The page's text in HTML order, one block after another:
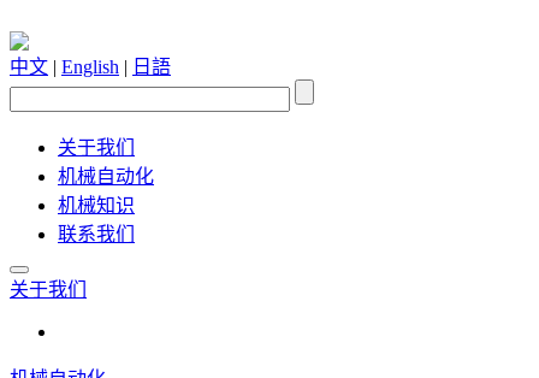
中文 | English | 日語
关于我们
机械自动化
机械知识
联系我们
关于我们